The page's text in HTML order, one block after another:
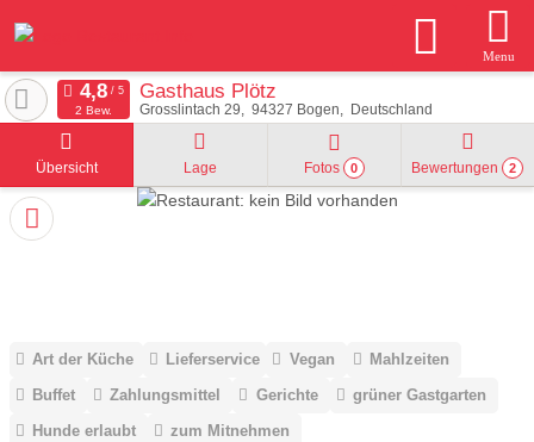
Menu
Gasthaus Plötz
Grosslintach 29 94327 Bogen Deutschland
2 Bew.
Übersicht Lage Fotos 0 Bewertungen 2
Art der Küche Lieferservice Vegan
Mahlzeiten
Buffet
Zahlungsmittel Gerichte
grüner Gastgarten
Hunde erlaubt
zum Mitnehmen